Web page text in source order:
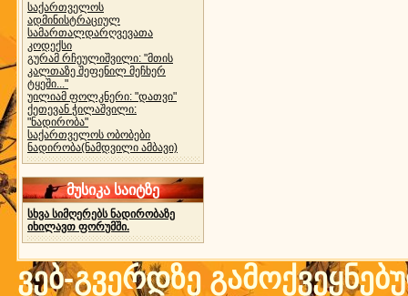
საქართველოს
ადმინისტრაციულ
სამართალდარღვევათა
კოდექსი
გურამ რჩეულიშვილი: "მთის
კალთაზე შეფენილ მეჩხერ
ტყეში..."
უილიამ ფოლკნერი: "დათვი"
ქეთევან ჭილაშვილი:
"ნადირობა"
საქართველოს ობობები
ნადირობა(ნამდვილი ამბავი)
მუსიკა საიტზე
სხვა სიმღერებს ნადირობაზე
იხილავთ ფორუმში.
ვებ-გვერდზე